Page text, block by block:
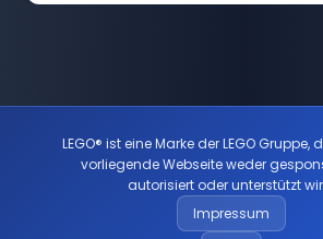
LEGO® ist eine Marke der LEGO Gruppe,
vorliegende Webseite weder
autorisiert oder unterstützt
Impressum